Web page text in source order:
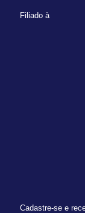
Filiado à
Cadastre-se e